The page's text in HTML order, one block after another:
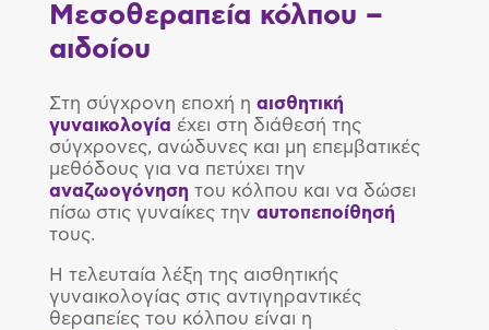
Μεσοθεραπεία κόλπου –
αιδοίου
Στη σύγχρονη εποχή η αισθητική
γυναικολογία έχει στη διάθεσή της
σύγχρονες, ανώδυνες και μη επεμβατικές
μεθόδους για να πετύχει την
αναζωογόνηση του κόλπου και να δώσει
πίσω στις γυναίκες την αυτοπεποίθησή
τους.
Η τελευταία λέξη της αισθητικής
γυναικολογίας στις αντιγηραντικές
θεραπείες του κόλπου είναι η